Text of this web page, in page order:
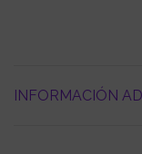
INFORMACIÓN